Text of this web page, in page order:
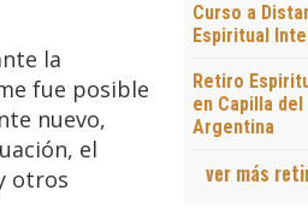
la
fue posible
nuevo,
el
otros
Curso a
Espiritual
Retiro
en Capilla
Argentina
ver más